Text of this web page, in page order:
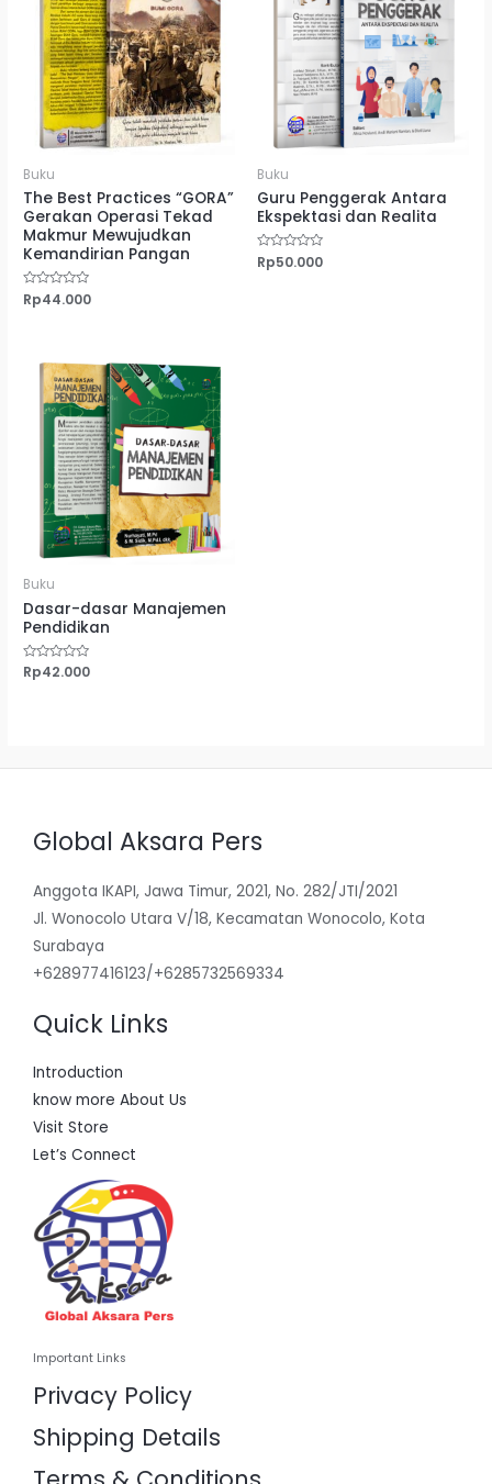
Buku
The Best Practices “GORA”
Gerakan Operasi Tekad
Makmur Mewujudkan
Kemandirian Pangan
Dinilai
0
Rp44.000
Buku
Guru Penggerak Antara
Ekspektasi dan Realita
Dinilai
0
Rp50.000
Buku
Dasar-dasar Manajemen
Pendidikan
Dinilai
0
Rp42.000
Global Aksara Pers
Anggota IKAPI, Jawa Timur, 2021, No. 282/JTI/2021
Jl. Wonocolo Utara V/18, Kecamatan Wonocolo, Kota
Surabaya
+628977416123/+6285732569334
Quick Links
Introduction
know more About Us
Visit Store
Let’s Connect
Important Links
Privacy Policy
Shipping Details